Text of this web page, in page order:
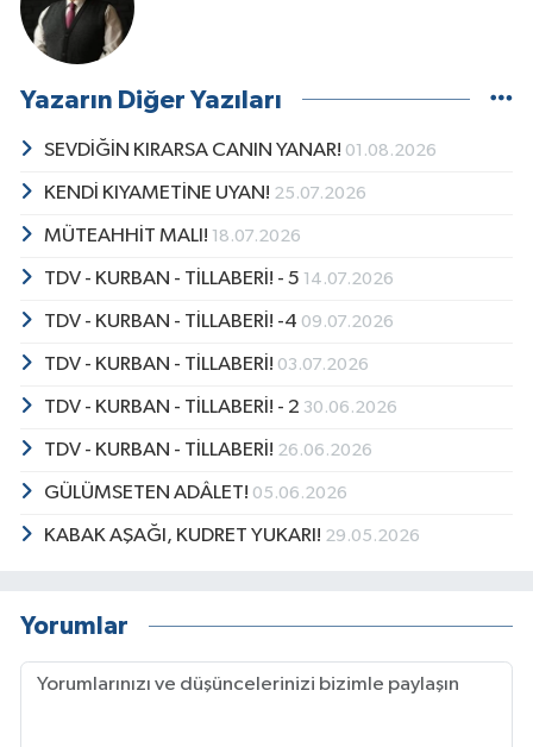
Yazarın Diğer Yazıları
SEVDİĞİN KIRARSA CANIN YANAR! 01.08.2026
KENDİ KIYAMETİNE UYAN! 25.07.2026
MÜTEAHHİT MALI! 18.07.2026
TDV - KURBAN - TİLLABERİ! - 5 14.07.2026
TDV - KURBAN - TİLLABERİ! -4 09.07.2026
TDV - KURBAN - TİLLABERİ! 03.07.2026
TDV - KURBAN - TİLLABERİ! - 2 30.06.2026
TDV - KURBAN - TİLLABERİ! 26.06.2026
GÜLÜMSETEN ADÂLET! 05.06.2026
KABAK AŞAĞI, KUDRET YUKARI! 29.05.2026
Yorumlar